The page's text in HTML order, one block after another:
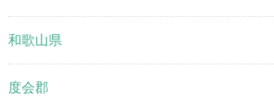
和歌山県
度会郡